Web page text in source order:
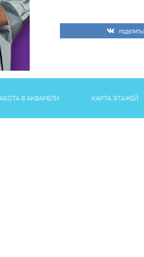
В АКВАРЕЛИ КАРТА ЭТАЖЕЙ